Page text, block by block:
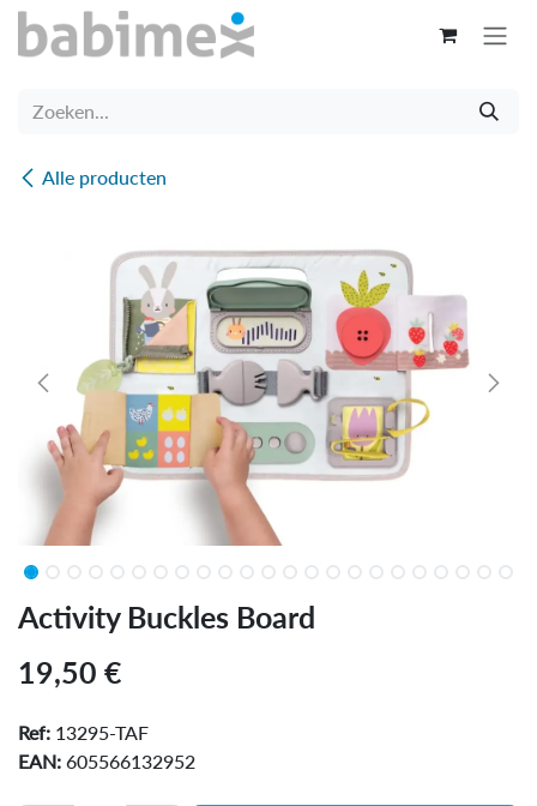
Overslaan naar inhoud
Alle producten
Activity Buckles Board
19,50 €
Ref: 13295-TAF
EAN: 605566132952